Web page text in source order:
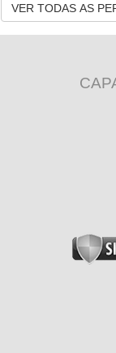
VER TODAS AS